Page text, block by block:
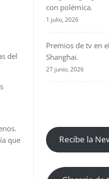
del
que
con polémica.
1 julio, 2026
Premios de tv en
Shanghai.
27 junio, 2026
Recibe la